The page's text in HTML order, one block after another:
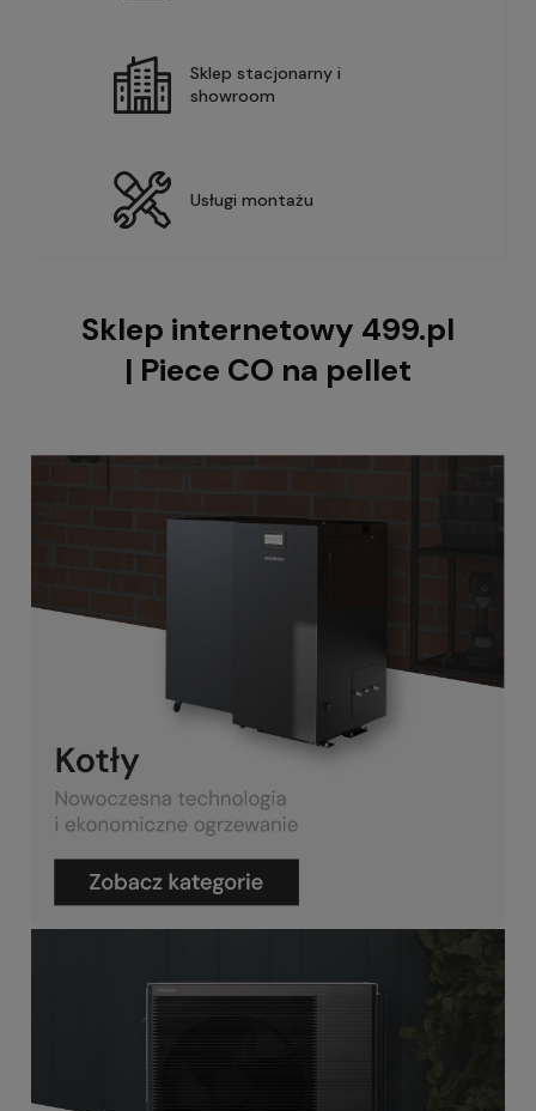
Sklep stacjonarny i
showroom
Usługi montażu
Sklep internetowy 499.pl
| Piece CO na pellet